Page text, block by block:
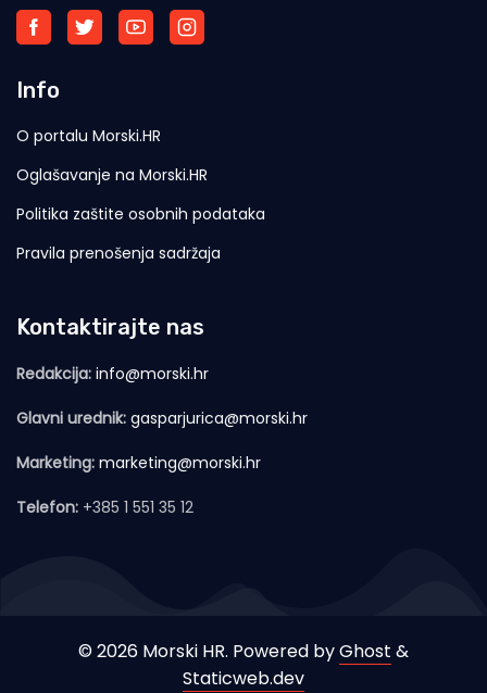
Info
O portalu Morski.HR
Oglašavanje na Morski.HR
Politika zaštite osobnih podataka
Pravila prenošenja sadržaja
Kontaktirajte nas
Redakcija: info@morski.hr
Glavni urednik: gasparjurica@morski.hr
Marketing: marketing@morski.hr
Telefon: +385 1 551 35 12
© 2026 Morski HR. Powered byGhost &
Staticweb.dev